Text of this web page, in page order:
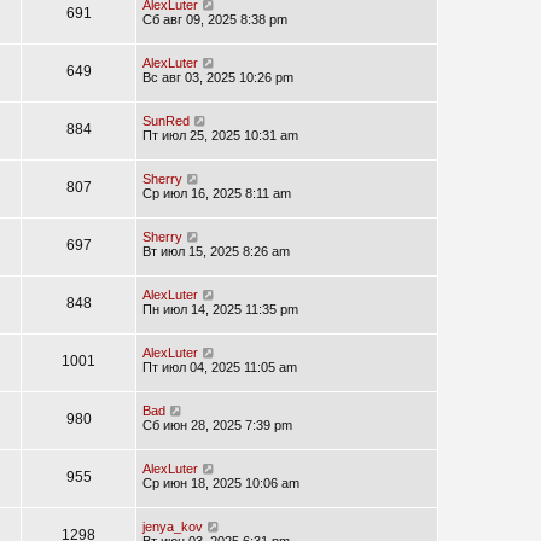
691
AlexLuter
Сб авг 09, 2025 8:38 pm
649
AlexLuter
Вс авг 03, 2025 10:26 pm
884
SunRed
Пт июл 25, 2025 10:31 am
807
Sherry
Ср июл 16, 2025 8:11 am
697
Sherry
Вт июл 15, 2025 8:26 am
848
AlexLuter
Пн июл 14, 2025 11:35 pm
1001
AlexLuter
Пт июл 04, 2025 11:05 am
980
Bad
Сб июн 28, 2025 7:39 pm
955
AlexLuter
Ср июн 18, 2025 10:06 am
1298
jenya_kov